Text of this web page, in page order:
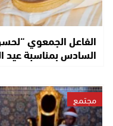
الفاعل الجمعوي
السادس بمناسبة عيد
مجتمع